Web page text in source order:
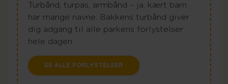
Turbånd, turpas, armbånd – ja, kært barn
har mange navne. Bakkens turbånd giver
dig adgang til alle parkens forlystelser
hele dagen
SE ALLE FORLYSTELSER